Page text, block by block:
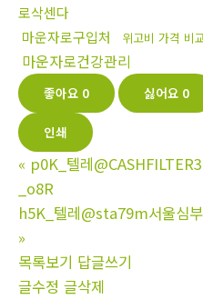
로삭센다
마운자로구입처
위고비 가격 비
마운자로건강관리
좋아요 0 싫어요 0
인쇄
« p0K_텔레
_o8R
h5K_텔레@sta79m서울심
»
목록보기 답글쓰기
글수정 글삭제